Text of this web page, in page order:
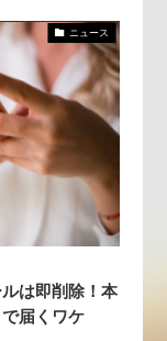
ニュース
は即削除！本
届くワケ